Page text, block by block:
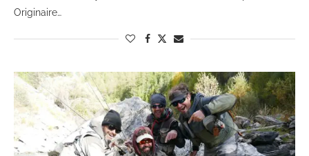
Originaire…